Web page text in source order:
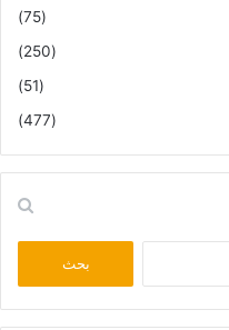
(75)
(250)
(51)
(477)